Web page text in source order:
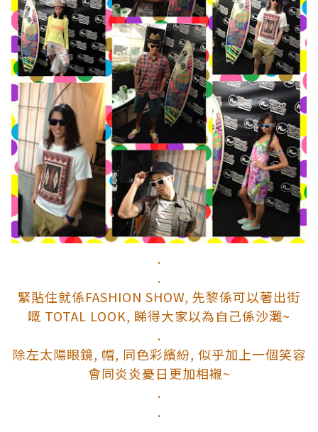
.
.
緊貼住就係FASHION SHOW, 先黎係可以著出街
嘅 TOTAL LOOK, 睇得大家以為自己係沙灘~
.
除左太陽眼鏡, 帽, 同色彩繽紛, 似乎加上一個笑容
會同炎炎憂日更加相襯~
.
.